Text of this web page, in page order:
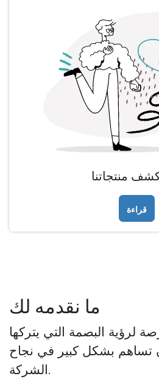
قراءة
ما نقدمه لك
البصمة التي يتركها
تساهم بشكل كبير في نجاح
الشركة.